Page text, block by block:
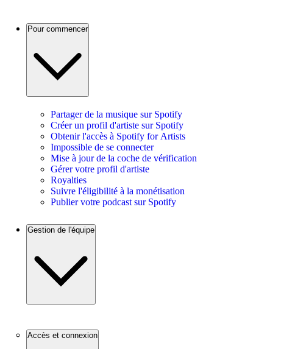
Pour commencer
Partager de la musique sur Spotify
Créer un profil d'artiste sur Spotify
Obtenir l'accès à Spotify for Artists
Impossible de se connecter
Mise à jour de la coche de vérification
Gérer votre profil d'artiste
Royalties
Suivre l'éligibilité à la monétisation
Publier votre podcast sur Spotify
Gestion de l'équipe
Accès et connexion